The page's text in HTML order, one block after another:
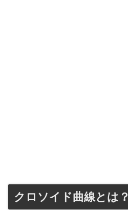
クロソイド曲線とは？